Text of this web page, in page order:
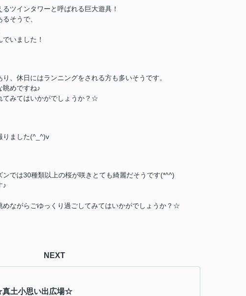
ツインタワーと呼ばれる巨大遊具！
そうで、
いました！
、休日にはランニングをされる方も多いそうです。
眺めですね♪
てみてはいかがでしょうか？☆
りました(^_^)v
では30種類以上の桜が咲きとても綺麗だそうです(*^^)
♪
ながらごゆっくり過ごしてみてはいかがでしょうか？☆
NEXT
土小思い出広場☆